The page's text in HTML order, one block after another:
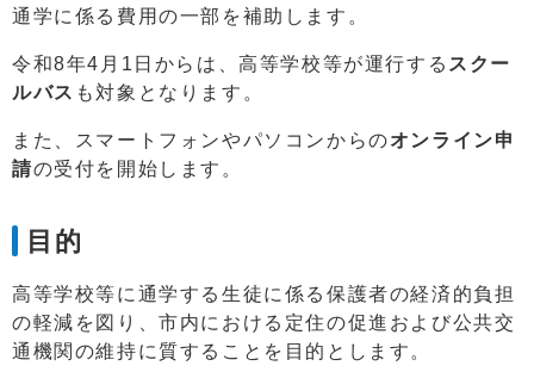
通学に係る費用の一部を補助します。
令和8年4月1日からは、高等学校等が運行する スクー
ルバス も対象となります。
また、スマートフォンやパソコンからのオンライン申
請の受付を開始します。
目的
高等学校等に通学する生徒に係る保護者の経済的負担
の軽減を図り、市内における定住の促進および公共交
通機関の維持に質することを目的とします。